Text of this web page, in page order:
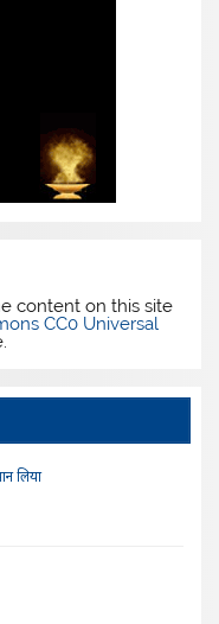
content on this site
CC0 Universal
लिया